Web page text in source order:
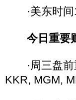
·美东时间
今日重要
·周三盘前
KKR, MGM,